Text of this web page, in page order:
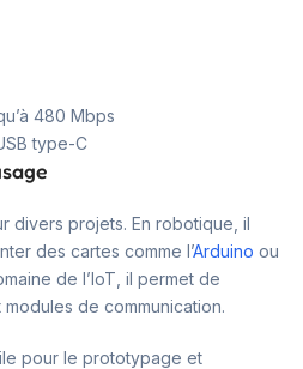
480 Mbps
type-C
divers projets. En robotique, il
des cartes comme l’Arduino ou
de l’IoT, il permet de
modules de communication.
pour le prototypage et